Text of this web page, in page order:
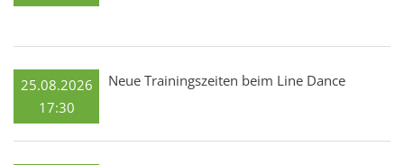
25.08.2026
17:30
Neue Trainingszeiten beim Line Dance